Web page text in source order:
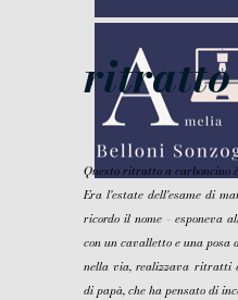
ritratto
Questo ritratto a carboncino
Era l'estate dell'esame di
ricordo il nome - esponeva
con un cavalletto e una posa
nella via, realizzava ritratti
di papà, che ha pensato di